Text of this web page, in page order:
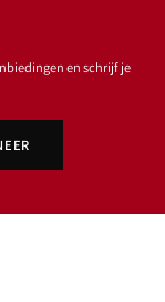
en schrijf je